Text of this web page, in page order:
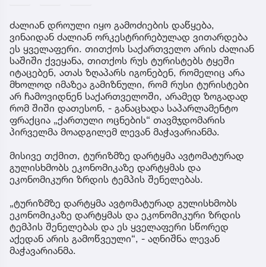
ძალიან დროული იყო გამოძიების დაწყება,
ვინაიდან ძალიან ორკესტრირებულად ვითარდება
ეს ყველაფერი. თითქოს საქართველო არის ძალიან
საშიში ქვეყანა, თითქოს რუს ტურისტებს ტყეში
იტაცებენ, ათას ზღაპარს იგონებენ, რომელიც არა
მხოლოდ იმაზეა გამიზნული, რომ რუსი ტურისტები
არ ჩამოვიდნენ საქართველოში, არამედ ზოგადად
რომ შიში დათესონ, - განაცხადა საპარლამენტო
ფრაქცია „ქართული ოცნების“ თავმჯდომარის
პირველმა მოადგილემ ლევან მაჭავარიანმა.
მისივე თქმით, ტურიზმზე დარტყმა ავტომატურად
გულისხმობს ეკონომიკაზე დარტყმას და
ეკონომიკური ზრდის ტემპის შენელებას.
„ტურიზმზე დარტყმა ავტომატურად გულისხმობს
ეკონომიკაზე დარტყმას და ეკონომიკური ზრდის
ტემპის შენელებას და ეს ყველაფერი სწორედ
აქედან არის გამოწვეული“, - აღნიშნა ლევან
მაჭავარიანმა.